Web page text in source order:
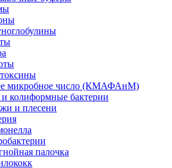
микробное число (КМАФАнМ)
колиформные бактерии
и плесени
палочка